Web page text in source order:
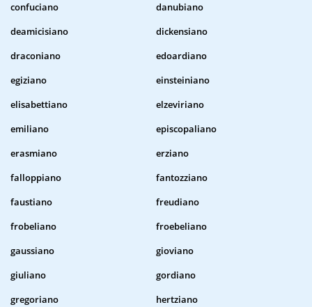
confuciano
danubiano
deamicisiano
dickensiano
draconiano
edoardiano
egiziano
einsteiniano
elisabettiano
elzeviriano
emiliano
episcopaliano
erasmiano
erziano
falloppiano
fantozziano
faustiano
freudiano
frobeliano
froebeliano
gaussiano
gioviano
giuliano
gordiano
gregoriano
hertziano